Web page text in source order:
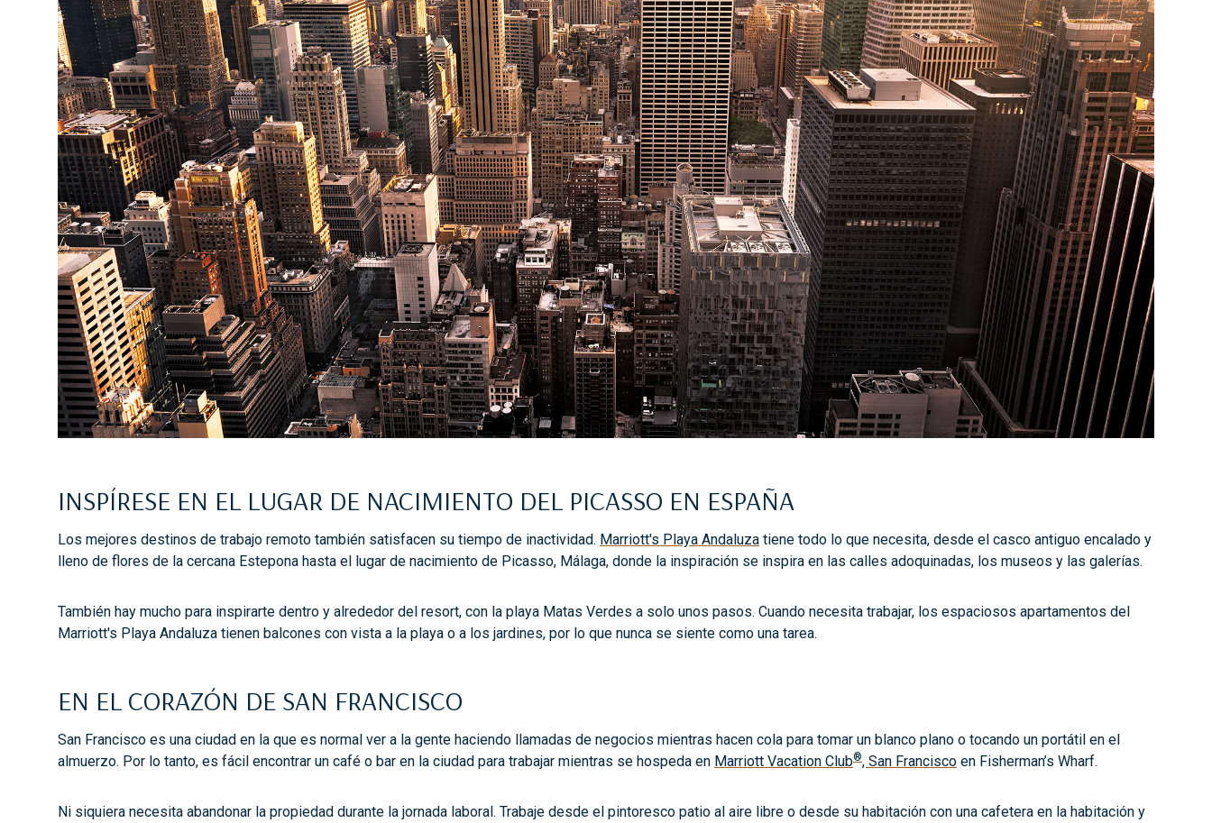
INSPÍRESE EN EL LUGAR DE NACIMIENTO DEL PICASSO EN ESPAÑA
Los mejores destinos de trabajo remoto también satisfacen su tiempo de inactividad. Marriott's Playa Andaluza tiene todo lo que necesita, desde el casco antiguo encalado y
lleno de flores de la cercana Estepona hasta el lugar de nacimiento de Picasso, Málaga, donde la inspiración se inspira en las calles adoquinadas, los museos y las galerías.
También hay mucho para inspirarte dentro y alrededor del resort, con la playa Matas Verdes a solo unos pasos. Cuando necesita trabajar, los espaciosos apartamentos del
Marriott's Playa Andaluza tienen balcones con vista a la playa o a los jardines, por lo que nunca se siente como una tarea.
EN EL CORAZÓN DE SAN FRANCISCO
San Francisco es una ciudad en la que es normal ver a la gente haciendo llamadas de negocios mientras hacen cola para tomar un blanco plano o tocando un portátil en el
almuerzo. Por lo tanto, es fácil encontrar un café o bar en la ciudad para trabajar mientras se hospeda en Marriott Vacation Club®, San Francisco en Fisherman’s Wharf.
Ni siquiera necesita abandonar la propiedad durante la jornada laboral. Trabaje desde el pintoresco patio al aire libre o desde su habitación con una cafetera en la habitación y